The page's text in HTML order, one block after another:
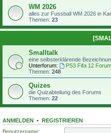
WM 2026
alles zur Fussball WM 2026 in
Themen: 23
Smalltalk
eine selbsterklärende
Unterforum:
PS3 Fifa 12
Themen: 248
Quizes
die Quizabteilung des Forums
Themen: 22
ANMELDEN • REGISTRIEREN
Benutzername: